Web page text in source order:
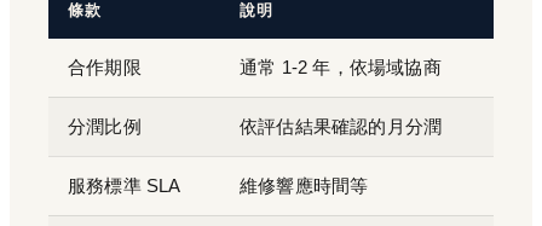
條款 說明
合作期限 通常 1-2 年，依場域協商
分潤比例 依評估結果確認的月分潤
服務標準 SLA 維修響應時間等